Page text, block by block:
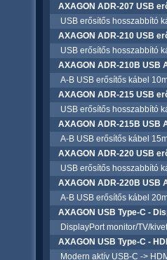
AXAGON ADR-207 USB
USB erősítős hosszabbító
AXAGON ADR-210 USB
USB erősítős hosszabbító
AXAGON ADR-210B USB
A-B USB erősítős kábel
AXAGON ADR-215 USB
USB erősítős hosszabbító
AXAGON ADR-215B USB
A-B USB erősítős kábel
AXAGON ADR-220 USB
USB erősítős hosszabbító
AXAGON ADR-220B USB
A-B USB erősítős kábel
AXAGON USB Type-C -
DisplayPort monitor/TV/
AXAGON USB Type-C -
Modern aktív USB-C ->